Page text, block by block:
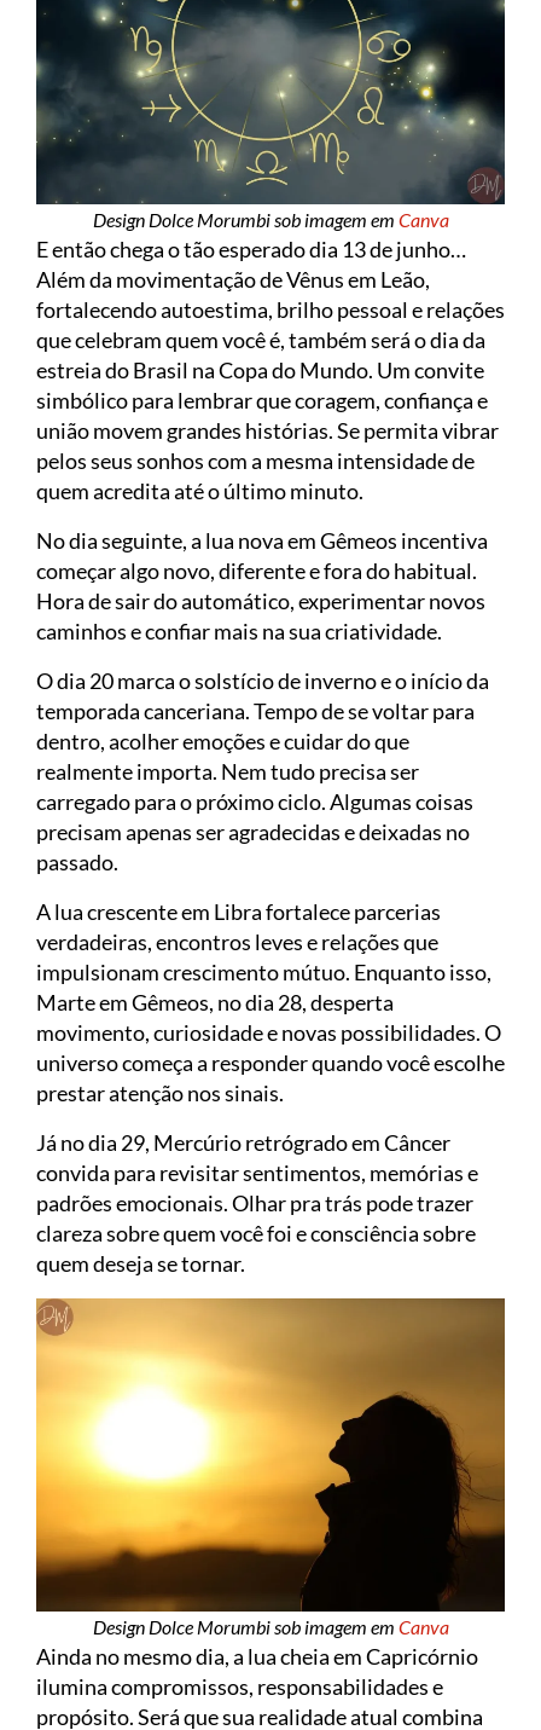
Design Dolce Morumbi sob imagem em Canva
E então chega o tão esperado dia 13 de junho…
Além da movimentação de Vênus em Leão,
fortalecendo autoestima, brilho pessoal e relações
que celebram quem você é, também será o dia da
estreia do Brasil na Copa do Mundo. Um convite
simbólico para lembrar que coragem, confiança e
união movem grandes histórias. Se permita vibrar
pelos seus sonhos com a mesma intensidade de
quem acredita até o último minuto.
No dia seguinte, a lua nova em Gêmeos incentiva
começar algo novo, diferente e fora do habitual.
Hora de sair do automático, experimentar novos
caminhos e confiar mais na sua criatividade.
O dia 20 marca o solstício de inverno e o início da
temporada canceriana. Tempo de se voltar para
dentro, acolher emoções e cuidar do que
realmente importa. Nem tudo precisa ser
carregado para o próximo ciclo. Algumas coisas
precisam apenas ser agradecidas e deixadas no
passado.
A lua crescente em Libra fortalece parcerias
verdadeiras, encontros leves e relações que
impulsionam crescimento mútuo. Enquanto isso,
Marte em Gêmeos, no dia 28, desperta
movimento, curiosidade e novas possibilidades. O
universo começa a responder quando você escolhe
prestar atenção nos sinais.
Já no dia 29, Mercúrio retrógrado em Câncer
convida para revisitar sentimentos, memórias e
padrões emocionais. Olhar pra trás pode trazer
clareza sobre quem você foi e consciência sobre
quem deseja se tornar.
Design Dolce Morumbi sob imagem em Canva
Ainda no mesmo dia, a lua cheia em Capricórnio
ilumina compromissos, responsabilidades e
propósito. Será que sua realidade atual combina